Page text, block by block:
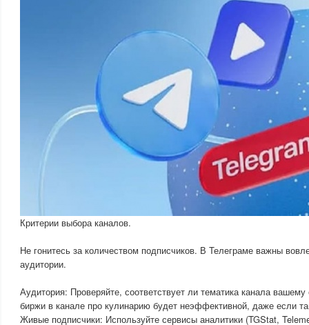
Критерии выбора каналов.
Не гонитесь за количеством подписчиков. В Телеграме важны
аудитории.
Аудитория: Проверяйте, соответствует ли тематика канала
биржи в канале про кулинарию будет неэффективной, даже если
Живые подписчики: Используйте сервисы аналитики (TGStat,